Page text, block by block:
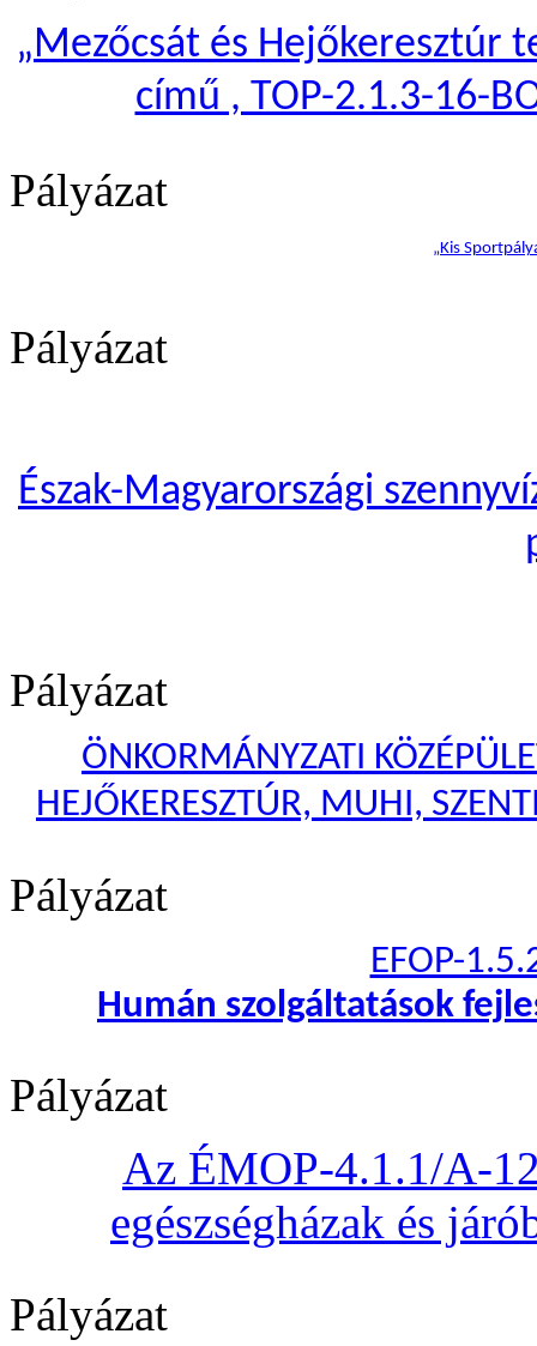
„Mezőcsát és Hejőkeresztúr
című , TOP-2.1.3-16-
Pályázat
„Kis
Pályázat
Észak-Magyarországi
Pályázat
ÖNKORMÁNYZATI
HEJŐKERESZTÚR, MUHI,
Pályázat
EFOP-
Humán szolgáltatások
Pályázat
Az ÉMOP-4.1.1/A-
egészségházak és
Pályázat